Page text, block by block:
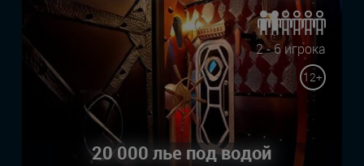
2 - 6 игрока
12+
20 000 лье под водой